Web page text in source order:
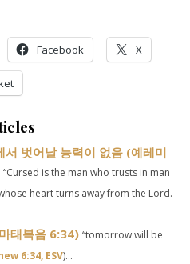
Facebook X
벗어날 능력이 없음 (예레미
is the man who trusts in man
heart turns away from the Lord.
태복음 6:34) “tomorrow will be
6:34, ESV)...